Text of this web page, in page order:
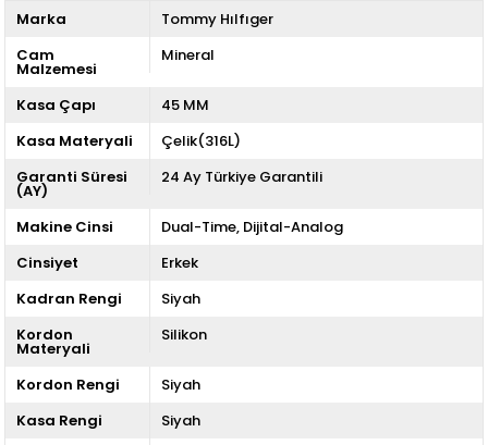
Marka
Tommy Hılfıger
Cam
Malzemesi
Mineral
Kasa Çapı
45 MM
Kasa Materyali
Çelik(316L)
Garanti Süresi
(AY)
24 Ay Türkiye Garantili
Makine Cinsi Dual-Time Dijital-Analog
Cinsiyet
Erkek
Kadran Rengi
Siyah
Kordon
Materyali
Silikon
Kordon Rengi
Siyah
Kasa Rengi
Siyah